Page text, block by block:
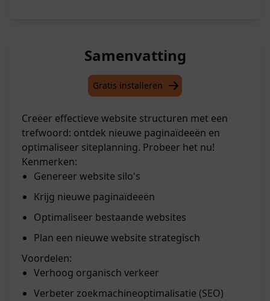
Samenvatting
Gratis installeren
Creëer effectieve website structuren met een
trefwoord: ontdek nieuwe paginaïdeeën en
optimaliseer siteplanning. Probeer het nu!
Kenmerken:
Genereer website silo's
Krijg nieuwe paginaïdeeën
Optimaliseer bestaande websites
Plan een nieuwe website strategisch
Voordelen:
Verhoog organisch verkeer
Verbeter zoekmachineoptimalisatie (SEO)